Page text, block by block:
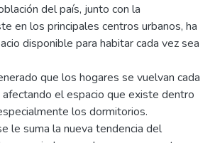
del país, junto con la
en los principales centros urbanos, ha
disponible para habitar cada vez sea
que los hogares se vuelvan cada
el espacio que existe dentro
los dormitorios.
le suma la nueva tendencia del